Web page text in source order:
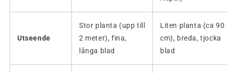
Utseende
Stor planta (upp till
2 meter), fina,
långa blad
Liten planta (ca 90
cm), breda, tjocka
blad